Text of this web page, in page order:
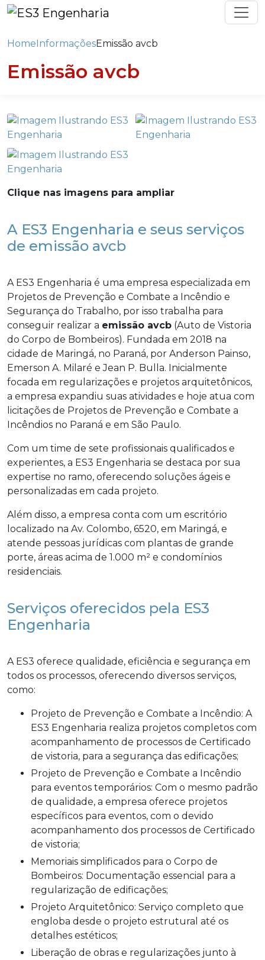
HomeInformaçõesEmissão avcb
Emissão avcb
Clique nas imagens para ampliar
A ES3 Engenharia e seus serviços
de emissão avcb
A ES3 Engenharia é uma empresa especializada em
Projetos de Prevenção e Combate a Incêndio e
Segurança do Trabalho, por isso trabalha para
conseguir realizar a emissão avcb (Auto de Vistoria
do Corpo de Bombeiros). Fundada em 2018 na
cidade de Maringá, no Paraná, por Anderson Painso,
Emerson A. Milaré e Jean P. Bulla. Inicialmente
focada em regularizações e projetos arquitetônicos,
a empresa expandiu suas atividades e hoje atua com
licitações de Projetos de Prevenção e Combate a
Incêndios no Paraná e em São Paulo.
Com um time de sete profissionais qualificados e
experientes, a ES3 Engenharia se destaca por sua
expertise no ramo, oferecendo soluções ágeis e
personalizadas em cada projeto.
Além disso, a empresa conta com um escritório
localizado na Av. Colombo, 6520, em Maringá, e
atende pessoas jurídicas com plantas de grande
porte, áreas acima de 1.000 m² e condomínios
residenciais.
Serviços oferecidos pela ES3
Engenharia
A ES3 oferece qualidade, eficiência e segurança em
todos os processos, oferecendo diversos serviços,
como:
Projeto de Prevenção e Combate a Incêndio: A
ES3 Engenharia realiza projetos completos com
acompanhamento de processos de Certificado
de vistoria, para a segurança das edificações;
Projeto de Prevenção e Combate a Incêndio
para eventos temporários: Com o mesmo padrão
de qualidade, a empresa oferece projetos
específicos para eventos, com o devido
acompanhamento dos processos de Certificado
de vistoria;
Memoriais simplificados para o Corpo de
Bombeiros: Documentação essencial para a
regularização de edificações;
Projeto Arquitetônico: Serviço completo que
engloba desde o projeto estrutural até os
detalhes estéticos;
Liberação de obras e regularizações junto à